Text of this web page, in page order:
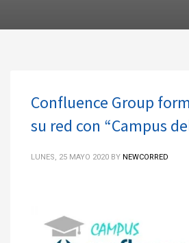
Confluence Group
su red con “Campus
LUNES, 25 MAYO 2020 BY NEWCORRED